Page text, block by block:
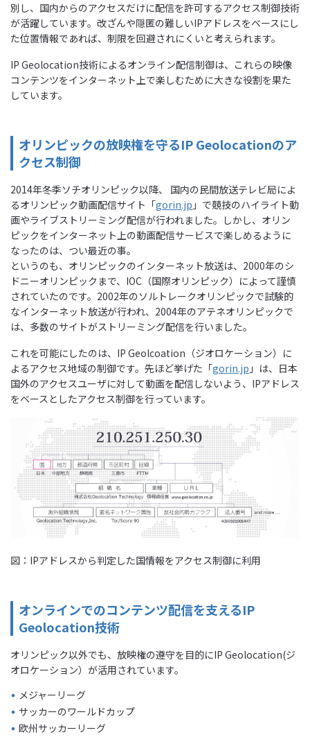
別し、国内からのアクセスだけに配信を許可するアクセス制御技術
が活躍しています。改ざんや隠匿の難しいIPアドレスをベースにし
た位置情報であれば、制限を回避されにくいと考えられます。
IP Geolocation技術によるオンライン配信制御は、これらの映像
コンテンツをインターネット上で楽しむために大きな役割を果た
しています。
オリンピックの放映権を守るIP Geolocationのア
クセス制御
2014年冬季ソチオリンピック以降、 国内の民間放送テレビ局によ
るオリンピック動画配信サイト「gorin.jp 」で競技のハイライト動
画やライブストリーミング配信が行われました。しかし、オリン
ピックをインターネット上の動画配信サービスで楽しめるように
なったのは、つい最近の事。
というのも、オリンピックのインターネット放送は、2000年のシ
ドニーオリンピックまで、IOC（国際オリンピック）によって謹慎
されていたのです。2002年のソルトレークオリンピックで試験的
なインターネット放送が行われ、2004年のアテネオリンピックで
は、多数のサイトがストリーミング配信を行いました。
これを可能にしたのは、IP Geolcoation（ジオロケーション）に
よるアクセス地域の制御です。先ほど挙げた「gorin.jp 」は、日本
国外のアクセスユーザに対して動画を配信しないよう、IPアドレス
をベースとしたアクセス制御を行っています。
図：IPアドレスから判定した国情報をアクセス制御に利用
オンラインでのコンテンツ配信を支えるIP
Geolocation技術
オリンピック以外でも、放映権の遵守を目的にIP Geolocation(ジ
オロケーション）が活用されています。
メジャーリーグ
サッカーのワールドカップ
欧州サッカーリーグ